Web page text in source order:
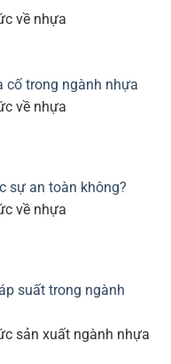
về nhựa
cố trong ngành nhựa
về nhựa
sự an toàn không?
về nhựa
suất trong ngành
sản xuất ngành nhựa